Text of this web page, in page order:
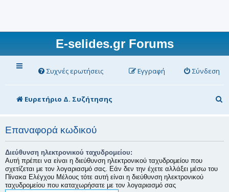
E-selides.gr Forums
Συχνές ερωτήσεις Σύνδεση
Εγγραφή
Ευρετήριο Δ. Συζήτησης
ν
ζ
Επαναφορά κωδικού
Διεύθυνση ηλεκτρονικού ταχυδρομείου:
Αυτή πρέπει να είναι η διεύθυνση ηλεκτρονικού ταχυδρομείου που
σχετίζεται με τον λογαριασμό σας. Εάν δεν την έχετε αλλάξει μέσω του
Πίνακα Ελέγχου Μέλους τότε αυτή είναι η διεύθυνση ηλεκτρονικού
ταχυδρομείου που καταχωρήσατε με τον λογαριασμό σας